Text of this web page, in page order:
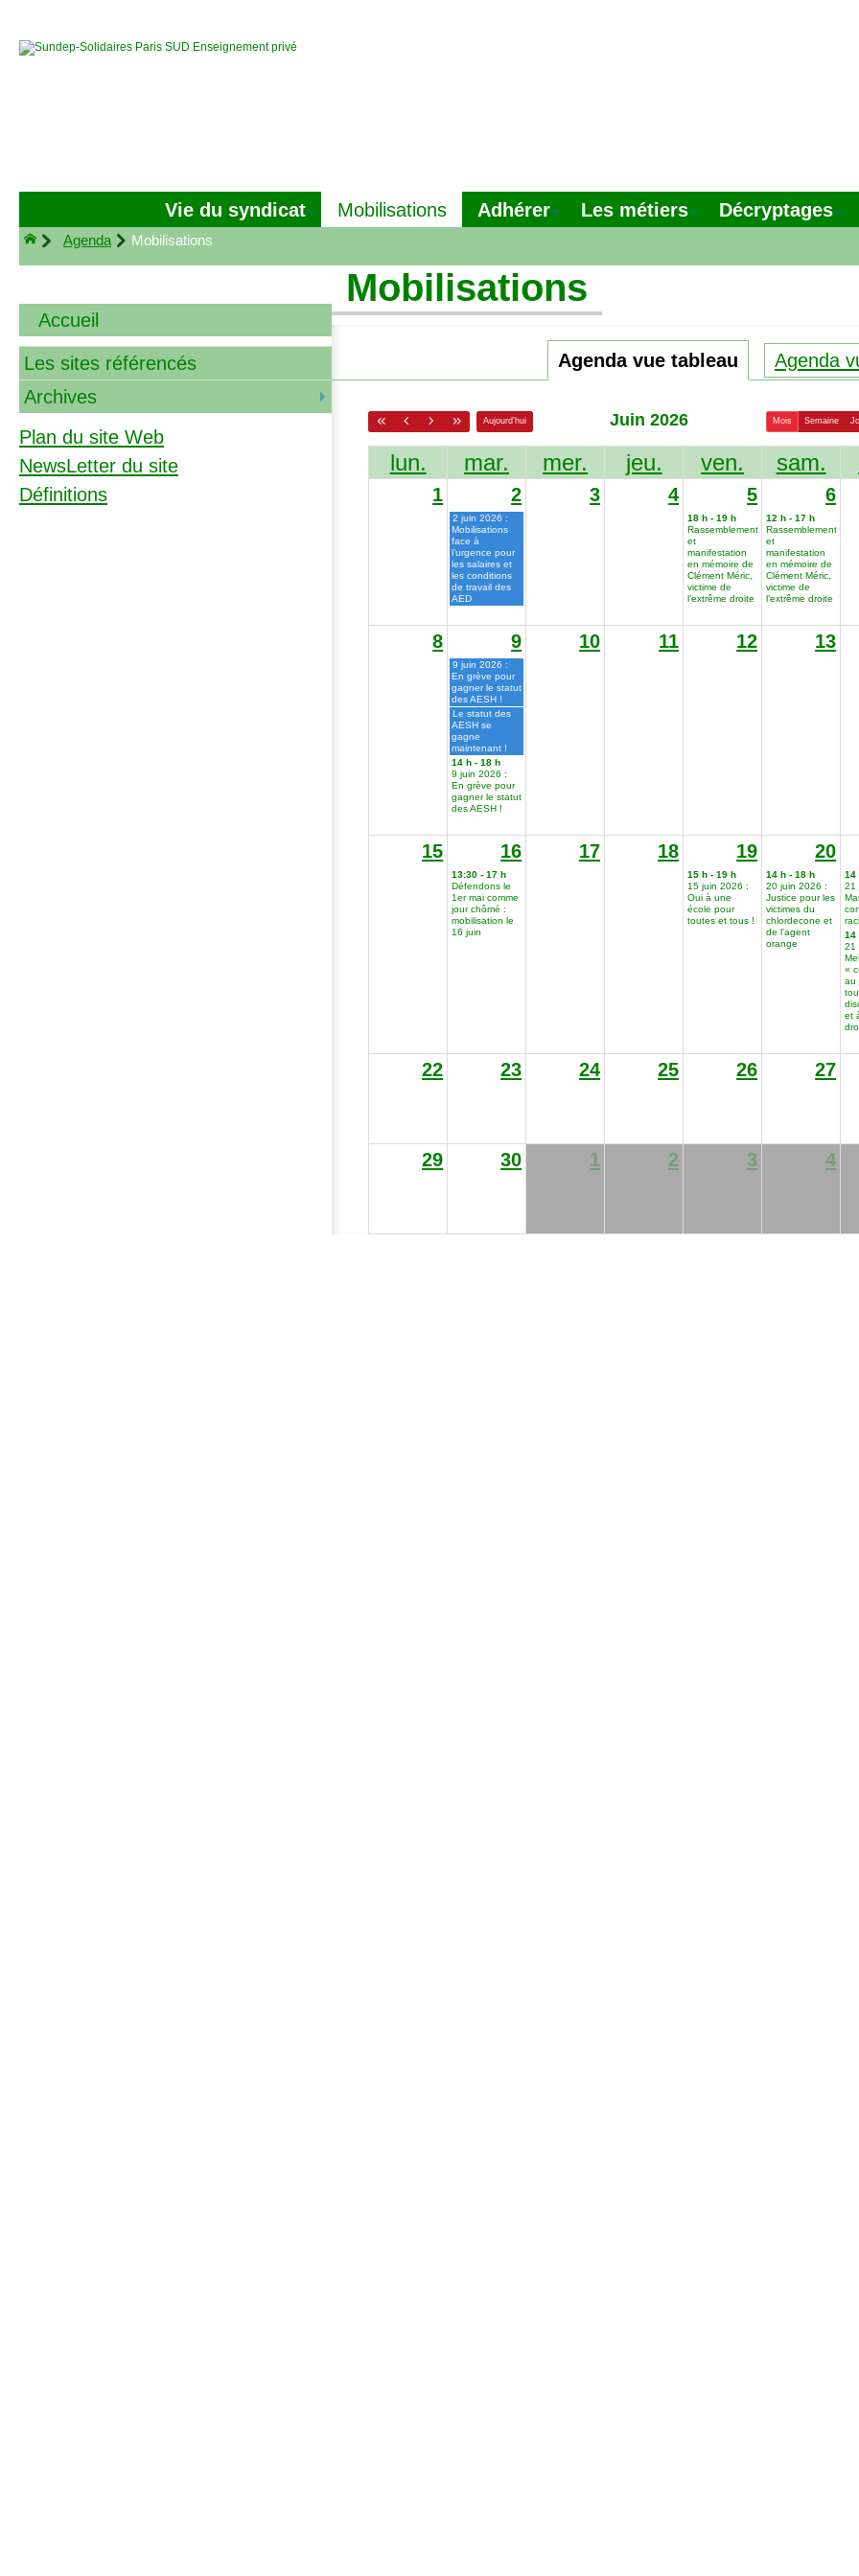
Vie du syndicat Mobilisations Adhérer Les métiers Décryptages
Agenda Mobilisations
Mobilisations
Agenda vue tableau Agenda
Aujourd'hui juin 2026 Mois Semaine
lun. mar. mer. jeu. ven. sam.
1 2
2 juin 2026 :
Mobilisations
face à
l’urgence pour
les salaires et
les conditions
de travail des
AED
3 4 5
18 h - 19 h
Rassemblement
et
manifestation
en mémoire de
Clément Méric,
victime de
l’extrême droite
6
12 h - 17 h
Rassemblement
et
manifestation
en mémoire de
Clément Méric,
victime de
l’extrême droite
8 9
9 juin 2026 :
En grève pour
gagner le statut
des AESH !
Le statut des
AESH se
gagne
maintenant !
14 h - 18 h
9 juin 2026 :
En grève pour
gagner le statut
des AESH !
10 11 12 13
15 16
13:30 - 17 h
Défendons le
1er mai comme
jour chômé :
mobilisation le
16 juin
17 18 19
15 h - 19 h
15 juin 2026 :
Oui à une
école pour
toutes et tous !
20
14 h - 18 h
20 juin 2026 :
Justice pour les
victimes du
chlordecone et
de l’agent
orange
14
21
14
21
«
au
et
22 23 24 25 26 27
29 30 1 2 3 4
Accueil
Les sites référencés
Archives
Plan du site Web
NewsLetter du site
Définitions